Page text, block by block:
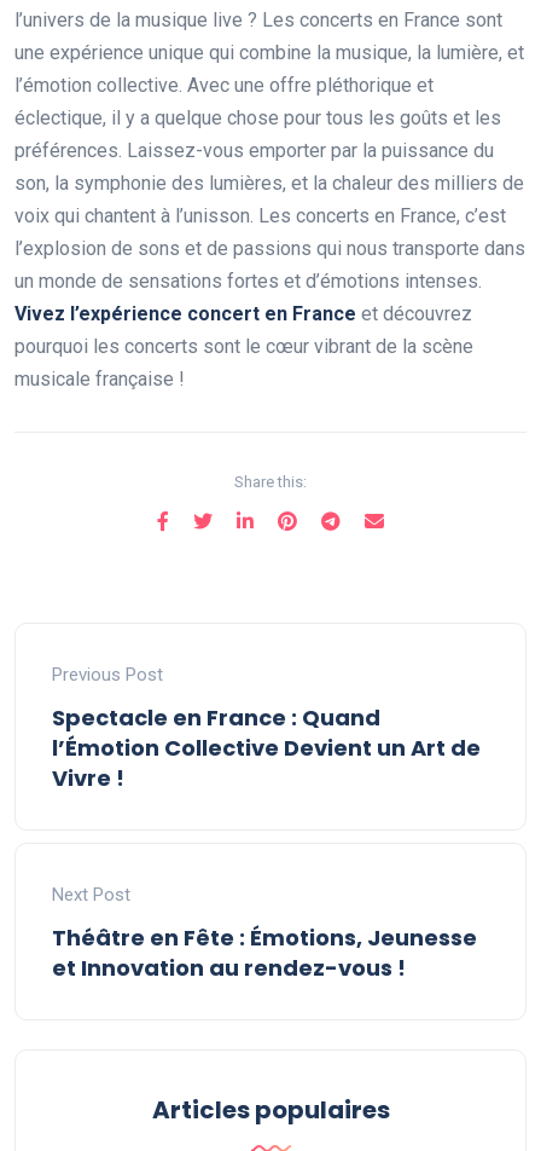
l’univers de la musique live ? Les concerts en France sont
une expérience unique qui combine la musique, la lumière, et
l’émotion collective. Avec une offre pléthorique et
éclectique, il y a quelque chose pour tous les goûts et les
préférences. Laissez-vous emporter par la puissance du
son, la symphonie des lumières, et la chaleur des milliers de
voix qui chantent à l’unisson. Les concerts en France, c’est
l’explosion de sons et de passions qui nous transporte dans
un monde de sensations fortes et d’émotions intenses.
Vivez l’expérience concert en France et découvrez
pourquoi les concerts sont le cœur vibrant de la scène
musicale française !
Share this:
Previous Post
Spectacle en France : Quand
l’Émotion Collective Devient un Art de
Vivre !
Next Post
Théâtre en Fête : Émotions, Jeunesse
et Innovation au rendez-vous !
Articles populaires